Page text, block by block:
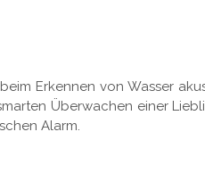
Erkennen von Wasser
Überwachen einer
Alarm.